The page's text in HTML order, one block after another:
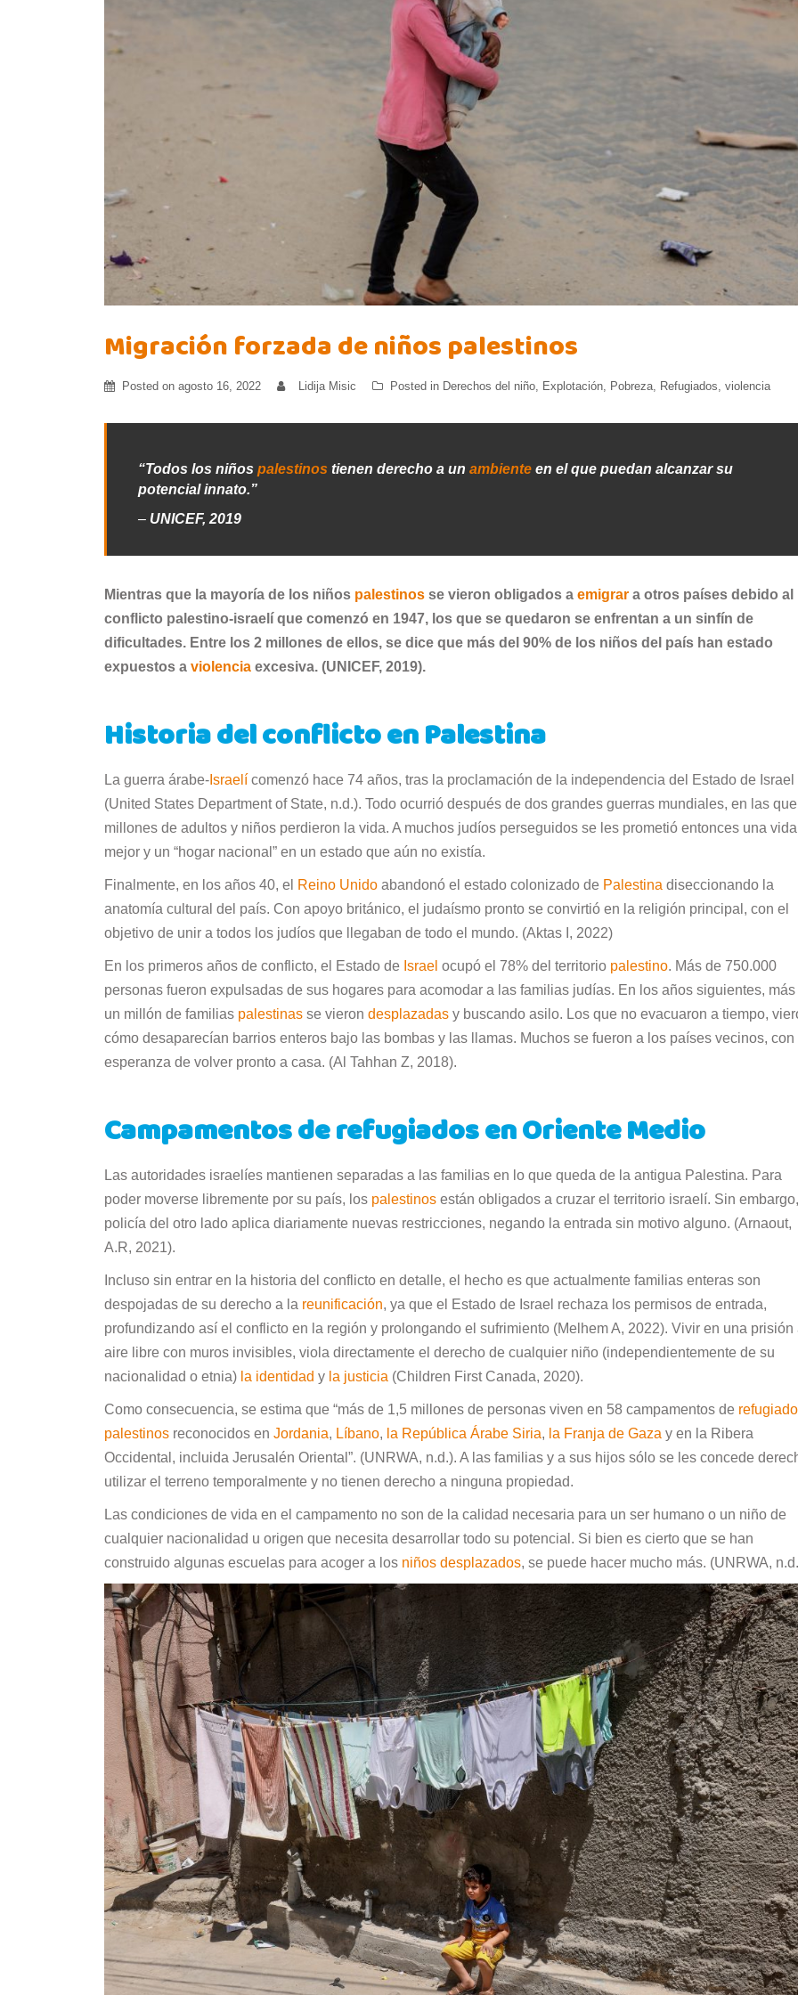
Migración forzada de niños palestinos
Posted on agosto 16, 2022 Lidija Misic Posted in Derechos del niño, Explotación, Pobreza, Refugiados, violencia
“Todos los niños palestinos tienen derecho a un ambiente en el que puedan alcanzar su
potencial innato.”
– UNICEF, 2019
Mientras que la mayoría de los niños palestinos se vieron obligados a emigrar a otros países debido al
conflicto palestino-israelí que comenzó en 1947, los que se quedaron se enfrentan a un sinfín de
dificultades. Entre los 2 millones de ellos, se dice que más del 90% de los niños del país han estado
expuestos a violencia excesiva. (UNICEF, 2019).
Historia del conflicto en Palestina
La guerra árabe- Israelí comenzó hace 74 años, tras la proclamación de la independencia del Estado de Israel
(United States Department of State, n.d.). Todo ocurrió después de dos grandes guerras mundiales, en las que
millones de adultos y niños perdieron la vida. A muchos judíos perseguidos se les prometió entonces una vida
mejor y un “hogar nacional” en un estado que aún no existía.
Finalmente, en los años 40, el Reino Unido abandonó el estado colonizado de Palestina diseccionando la
anatomía cultural del país. Con apoyo británico, el judaísmo pronto se convirtió en la religión principal, con el
objetivo de unir a todos los judíos que llegaban de todo el mundo. (Aktas I, 2022)
En los primeros años de conflicto, el Estado de Israel ocupó el 78% del territorio palestino. Más de 750.000
personas fueron expulsadas de sus hogares para acomodar a las familias judías. En los años siguientes, más
un millón de familias palestinas se vieron desplazadas y buscando asilo. Los que no evacuaron a tiempo,
cómo desaparecían barrios enteros bajo las bombas y las llamas. Muchos se fueron a los países vecinos, con
esperanza de volver pronto a casa. (Al Tahhan Z, 2018).
Campamentos de refugiados en Oriente Medio
Las autoridades israelíes mantienen separadas a las familias en lo que queda de la antigua Palestina. Para
poder moverse libremente por su país, los palestinos están obligados a cruzar el territorio israelí. Sin
policía del otro lado aplica diariamente nuevas restricciones, negando la entrada sin motivo alguno. (Arnaout,
A.R, 2021).
Incluso sin entrar en la historia del conflicto en detalle, el hecho es que actualmente familias enteras son
despojadas de su derecho a la reunificación, ya que el Estado de Israel rechaza los permisos de entrada,
profundizando así el conflicto en la región y prolongando el sufrimiento (Melhem A, 2022). Vivir en una prisión
aire libre con muros invisibles, viola directamente el derecho de cualquier niño (independientemente de su
nacionalidad o etnia) la identidad y la justicia (Children First Canada, 2020).
Como consecuencia, se estima que “más de 1,5 millones de personas viven en 58 campamentos de
palestinos reconocidos en Jordania, Líbano, la República Árabe Siria, la Franja de Gaza y en la Ribera
Occidental, incluida Jerusalén Oriental”. (UNRWA, n.d.). A las familias y a sus hijos sólo se les concede
utilizar el terreno temporalmente y no tienen derecho a ninguna propiedad.
Las condiciones de vida en el campamento no son de la calidad necesaria para un ser humano o un niño de
cualquier nacionalidad u origen que necesita desarrollar todo su potencial. Si bien es cierto que se han
construido algunas escuelas para acoger a los niños desplazados, se puede hacer mucho más. (UNRWA,